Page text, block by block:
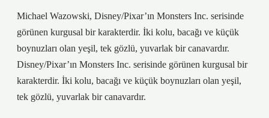
Michael Wazowski, Disney/Pixar’ın Monsters Inc. serisinde
görünen kurgusal bir karakterdir. İki kolu, bacağı ve küçük
boynuzları olan yeşil, tek gözlü, yuvarlak bir canavardır.
Disney/Pixar’ın Monsters Inc. serisinde görünen kurgusal bir
karakterdir. İki kolu, bacağı ve küçük boynuzları olan yeşil,
tek gözlü, yuvarlak bir canavardır.